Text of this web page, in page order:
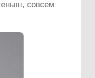
совсем